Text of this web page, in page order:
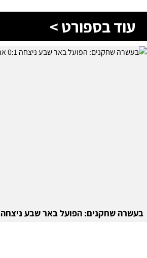
עוד בספורט >
בעשרה שחקנים: הפועל באר שבע ניצחה 0:1 את הכוכב האדום